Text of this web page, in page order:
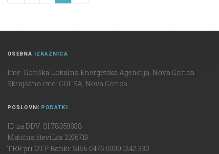
OSEBNA IZKAZNICA
Ime: Goriška Lokalna Energetska Agencija, Nova Gorica
Skrajšano ime: GOLEA, Nova Gorica
POSLOVNI PODATKI
ID za DDV: SI 78059038
Matična številka: 2196719
TRR pri OTP Banki: SI56 0475 0000 1242 330